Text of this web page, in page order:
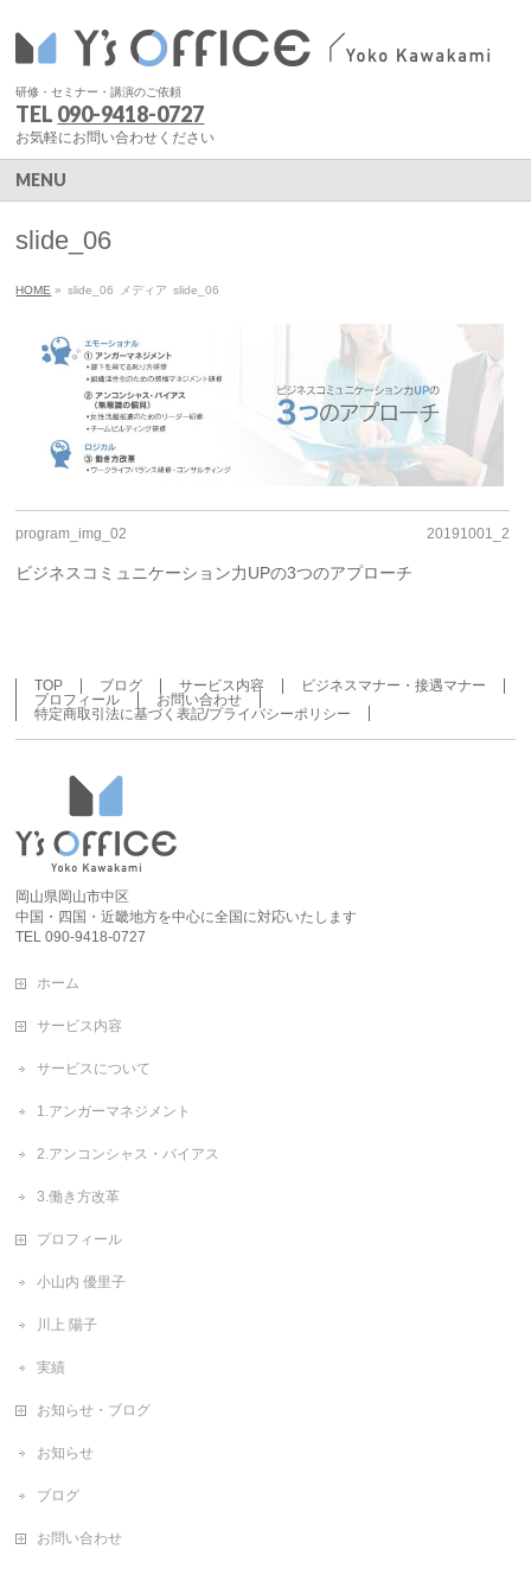
研修・セミナー・講演のご依頼
TEL 090-9418-0727
お気軽にお問い合わせください
MENU
slide_06
HOME » slide_06 メディア slide_06
program_img_02 20191001_2
ビジネスコミュニケーション力UPの3つのアプローチ
TOP ブログ サービス内容
ビジネスマナー・接遇マナー
プロフィール
お問い合わせ
特定商取引法に基づく表記/プライバシーポリシー
岡山県岡山市中区
中国・四国・近畿地方を中心に全国に対応いたします
TEL 090-9418-0727
ホーム
サービス内容
サービスについて
1.アンガーマネジメント
2.アンコンシャス・バイアス
3.働き方改革
プロフィール
小山内 優里子
川上 陽子
実績
お知らせ・ブログ
お知らせ
ブログ
お問い合わせ